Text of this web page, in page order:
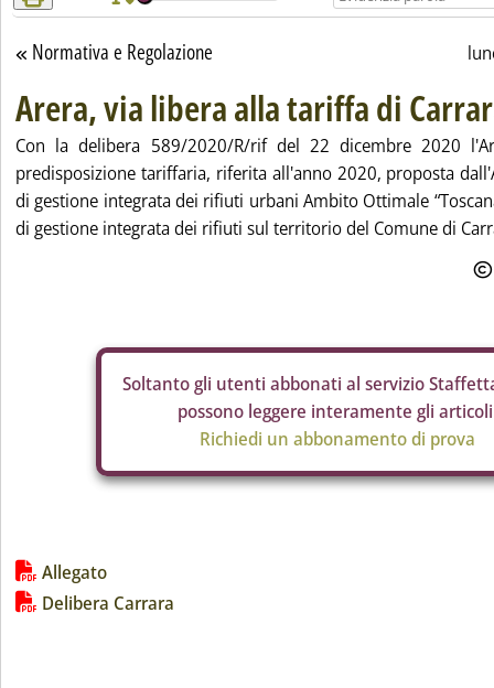
Torna alla sezione
Normativa e Regolazione
Arera, via libera alla tariffa di
Con la delibera 589/2020/R/rif del 22 dicembre 2020
predisposizione tariffaria, riferita all'anno 2020, proposta
di gestione integrata dei rifiuti urbani Ambito Ottimale
di gestione integrata dei rifiuti sul territorio del Comune di
Soltanto gli utenti abbonati al servizio
possono leggere interamente gli
Richiedi un abbonamento di prova
Lista allegati PDF alla notizia
Allegato
Delibera Carrara